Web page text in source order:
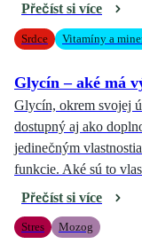
Přečíst si více
Srdce Vitamíny a
Glycín – aké má
Glycín, okrem svojej
dostupný aj ako
jedinečným
funkcie. Aké sú to
Přečíst si více
Stres Mozog